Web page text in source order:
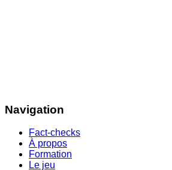
Navigation
Fact-checks
À propos
Formation
Le jeu